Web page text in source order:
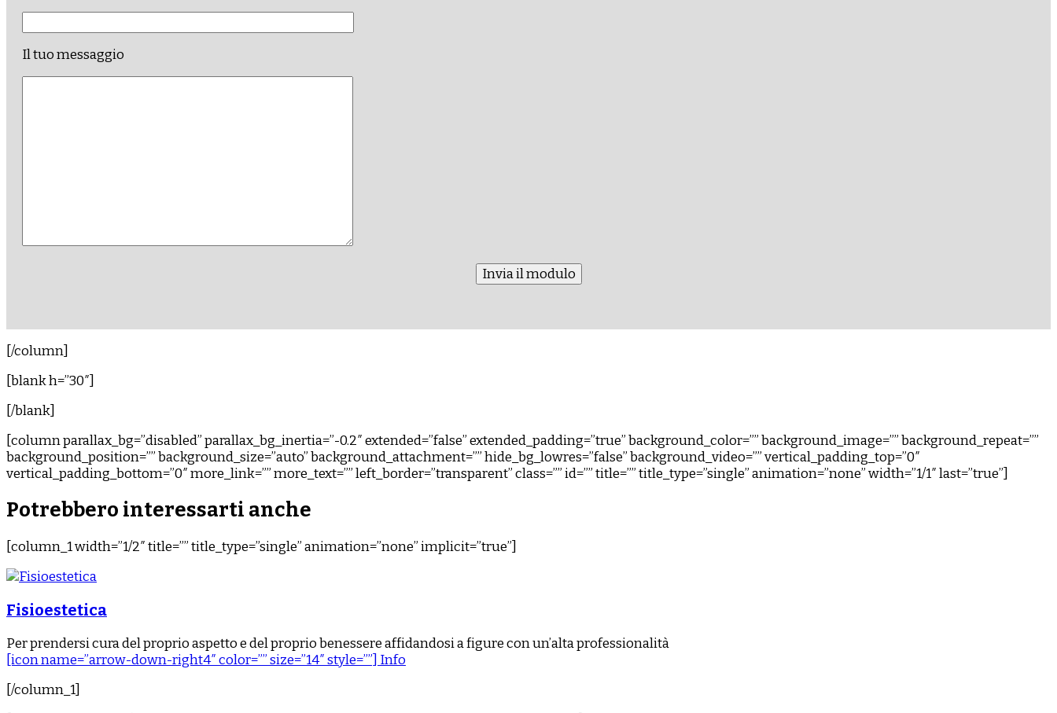
Il tuo messaggio
[/column]
[blank h=”30″]
[/blank]
[column parallax_bg=”disabled” parallax_bg_inertia=”-0.2″ extended=”false” extended_padding=”true” background_color=”” background_image=”” background_repeat=””
background_position=”” background_size=”auto” background_attachment=”” hide_bg_lowres=”false” background_video=”” vertical_padding_top=”0″
vertical_padding_bottom=”0″ more_link=”” more_text=”” left_border=”transparent” class=”” id=”” title=”” title_type=”single” animation=”none” width=”1/1″ last=”true”]
Potrebbero interessarti anche
[column_1 width=”1/2″ title=”” title_type=”single” animation=”none” implicit=”true”]
Fisioestetica
Per prendersi cura del proprio aspetto e del proprio benessere affidandosi a figure con un’alta professionalità
[icon name=”arrow-down-right4″ color=”” size=”14″ style=””] Info
[/column_1]